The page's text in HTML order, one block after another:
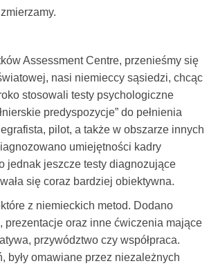
Assessment Centre, przenieśmy się
nasi niemieccy sąsiedzi, chcąc
stosowali testy psychologiczne
predyspozycje” do pełnienia
pilot, a także w obszarze innych
umiejętności kadry
jednak jeszcze testy diagnozujące
się coraz bardziej obiektywna.
z niemieckich metod. Dodano
oraz inne ćwiczenia mające
przywództwo czy współpraca.
były omawiane przez niezależnych